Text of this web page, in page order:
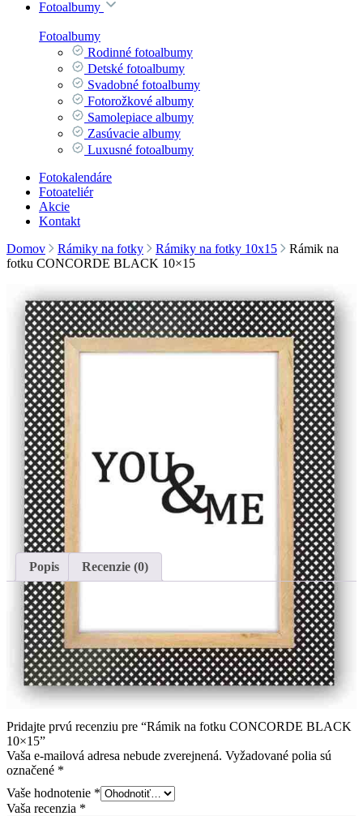
Fotoalbumy
Fotoalbumy
Rodinné fotoalbumy
Detské fotoalbumy
Svadobné fotoalbumy
Fotorožkové albumy
Samolepiace albumy
Zasúvacie albumy
Luxusné fotoalbumy
Fotokalendáre
Fotoateliér
Akcie
Kontakt
Domov
Rámiky na fotky Rámiky na fotky 10x15
Rámik na
fotku CONCORDE BLACK 10×15
Rámik na fotku CONCORDE
BLACK 10×15
6.90
Rám Concorde Black, čierno-bielej farby s kontrastným vzorom s
prídavkom prírodného dreva, na stenu aj stôl, vhodný do
domácnosti i kancelárie.
Nie je na sklade
Kategórie:Fotorámiky na stenu ,Fotorámiky na stôl
Rámiky na
fotky,Rámiky na fotky 10x15
Popis Recenzie (0)
Popis
VEĽKOSŤ FOTO (cm)10×15
Recenzie
Pridajte prvú recenziu pre “Rámik na fotku CONCORDE BLACK
10×15”
Vaša e-mailová adresa nebude zverejnená. Vyžadované polia sú
označené *
Vaše hodnotenie *
Vaša recenzia *